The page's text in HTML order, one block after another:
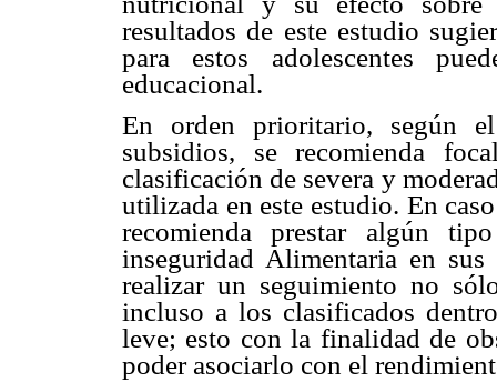
resultados de este estudio
para estos adolescentes
educacional.
En orden prioritario, según
subsidios, se recomienda
clasificación de severa y
utilizada en este estudio. En
recomienda prestar algún
inseguridad Alimentaria en
realizar un seguimiento no
incluso a los clasificados
leve; esto con la finalidad de
poder asociarlo con el